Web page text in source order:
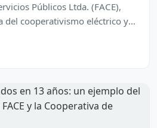
Públicos Ltda. (FACE),
del cooperativismo eléctrico y